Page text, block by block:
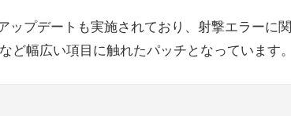
ップデートも実施されており、射撃エラーに関
幅広い項目に触れたパッチとなっています。